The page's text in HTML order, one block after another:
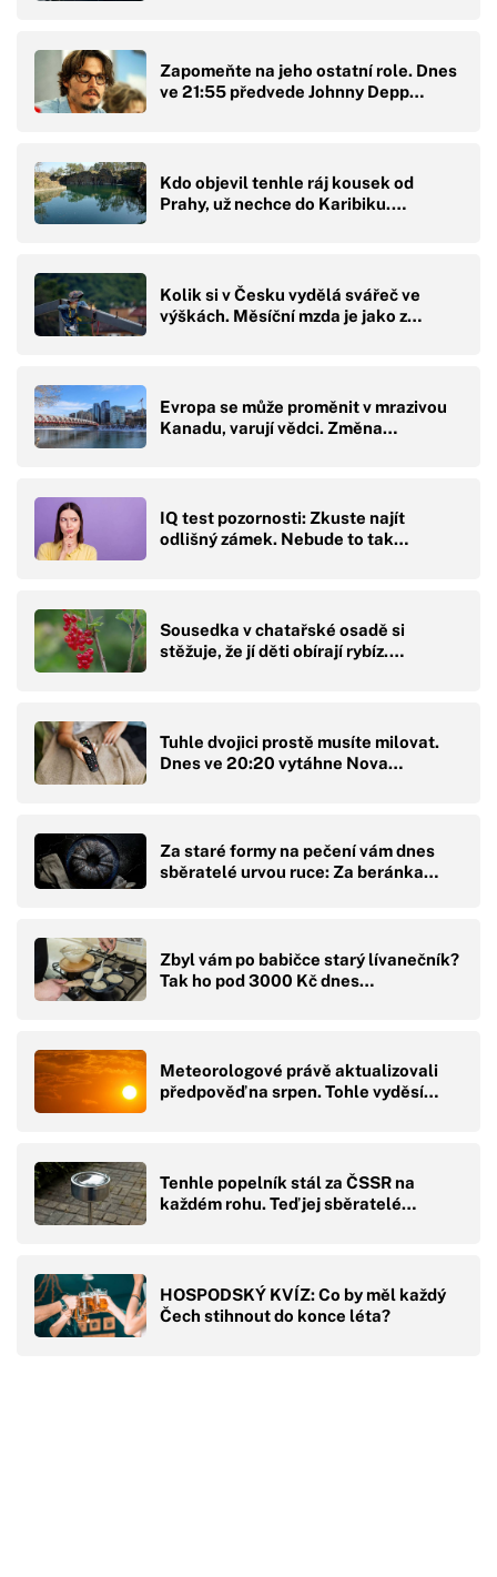
Zapomeňte na jeho ostatní role. Dnes
ve 21:55 předvede Johnny Depp…
Kdo objevil tenhle ráj kousek od
Prahy, už nechce do Karibiku.…
Kolik si v Česku vydělá svářeč ve
výškách. Měsíční mzda je jako z…
Evropa se může proměnit v mrazivou
Kanadu, varují vědci. Změna…
IQ test pozornosti: Zkuste najít
odlišný zámek. Nebude to tak…
Sousedka v chatařské osadě si
stěžuje, že jí děti obírají rybíz.…
Tuhle dvojici prostě musíte milovat.
Dnes ve 20:20 vytáhne Nova…
Za staré formy na pečení vám dnes
sběratelé urvou ruce: Za beránka…
Zbyl vám po babičce starý lívanečník?
Tak ho pod 3000 Kč dnes…
Meteorologové právě aktualizovali
předpověď na srpen. Tohle vyděsí…
Tenhle popelník stál za ČSSR na
každém rohu. Teď jej sběratelé…
HOSPODSKÝ KVÍZ: Co by měl každý
Čech stihnout do konce léta?